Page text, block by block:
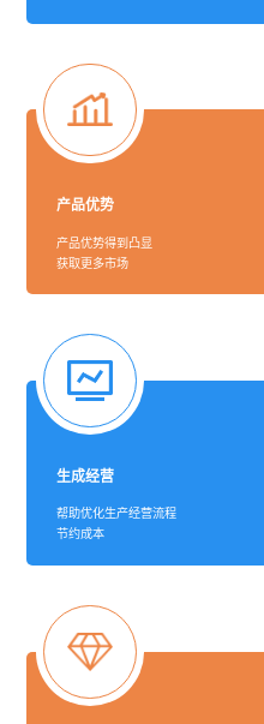
产品优势
产品优势得到凸显
获取更多市场
生成经营
帮助优化生产经营流程
节约成本